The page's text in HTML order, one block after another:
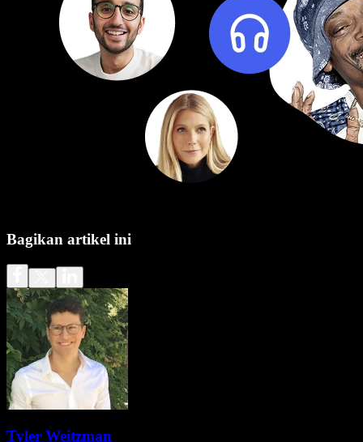
Bagikan artikel ini
Tyler Weitzman